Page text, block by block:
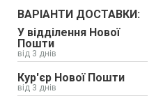
ВАРІАНТИ ДОСТАВКИ:
У відділення Нової
Пошти
від 3 днів
Кур'єр Нової Пошти
від 3 днів